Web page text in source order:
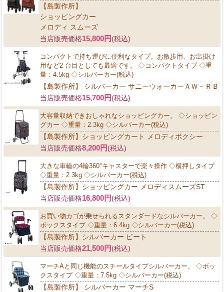
【島製作所】
ショッピングカー
メロディ スムーズ
当店販売価格15,800円(税込)
コンパクトで持ち運びに便利なタイプ。お散歩用、お出掛け
用など2 台目としても最適です。 ◇コンパクトタイプ ◇重
量：4.5kg ◇シルバーカー(税込)
【島製作所】 シルバーカー サニーウォーカーＡＷ－ＲＢ
当店販売価格15,700円(税込)
大容量収納できおしゃれなショッピングカー。 ◇ショッピン
グカー ◇重量：2.3kg ◇シルバーカー(税込)
【島製作所】ショッピングカート メロディボクシー
当店販売価格8,200円(税込)
大きな車輪の4輪360°キャスターで楽々操作 ◇横押しタイプ
◇重量：2.3kg ◇シルバーカー(税込)
【島製作所】ショッピングカー メロディスムーズST
当店販売価格16,800円(税込)
お買い物カゴが乗せられるスタンダードなシルバーカー。 ◇
ボックスタイプ ◇重量：6.4kg ◇シルバーカー(税込)
【島製作所】シルバーカー ビート
当店販売価格21,500円(税込)
マーチAと同じ機能のスチールタイプシルバーカー。 ◇ボッ
クスタイプ ◇重量：7.5kg ◇シルバーカー(税込)
【島製作所】 シルバーカー マーチS